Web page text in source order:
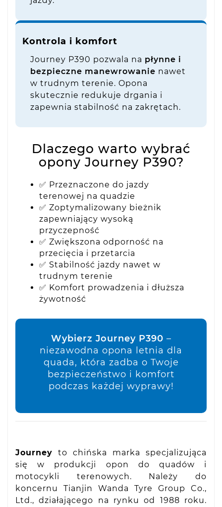
Kontrola i komfort
Journey P390 pozwala na płynne i
bezpieczne manewrowanie nawet
w trudnym terenie. Opona
skutecznie redukuje drgania i
zapewnia stabilność na zakrętach.
Dlaczego warto wybrać
opony Journey P390?
✅ Przeznaczone do jazdy
terenowej na quadzie
✅ Zoptymalizowany bieżnik
zapewniający wysoką
przyczepność
✅ Zwiększona odporność na
przecięcia i przetarcia
✅ Stabilność jazdy nawet w
trudnym terenie
✅ Komfort prowadzenia i dłuższa
żywotność
Wybierz Journey P390 –
niezawodna opona letnia dla
quada, która zadba o Twoje
bezpieczeństwo i komfort
podczas każdej wyprawy!
Journey to chińska marka specjalizująca
się w produkcji opon do quadów i
motocykli terenowych. Należy do
koncernu Tianjin Wanda Tyre Group Co.,
Ltd., działającego na rynku od 1988 roku.